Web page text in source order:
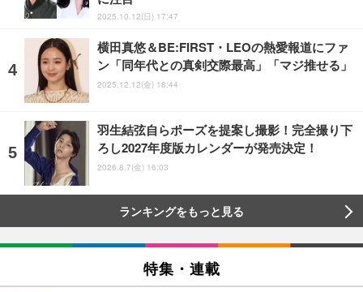
2025.10.12(日) 17:47
横田真悠＆BE:FIRST・LEOの熱愛報道にファ
ン「同年代との真剣交際最高」「マジ推せる」
2025.12.12(金) 18:44
羽生結弦自らポーズを提案し撮影！完全撮り下
ろし2027年度版カレンダーが発売決定！
2026.8.7(金) 16:03
ランキングをもっと見る
特集・連載